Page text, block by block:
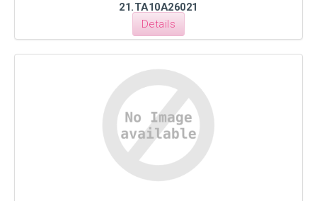
21.TA10A26021
Details